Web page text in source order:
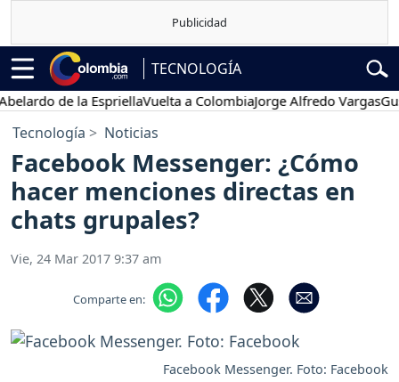
TECNOLOGÍA
de la EspriellaVuelta a ColombiaJorge Alfredo Vargas
Tecnología Noticias
Facebook Messenger: ¿Cómo
hacer menciones directas en
chats grupales?
Vie, 24 Mar 2017 9:37 am
Comparte en:
Facebook Messenger. Foto: Facebook